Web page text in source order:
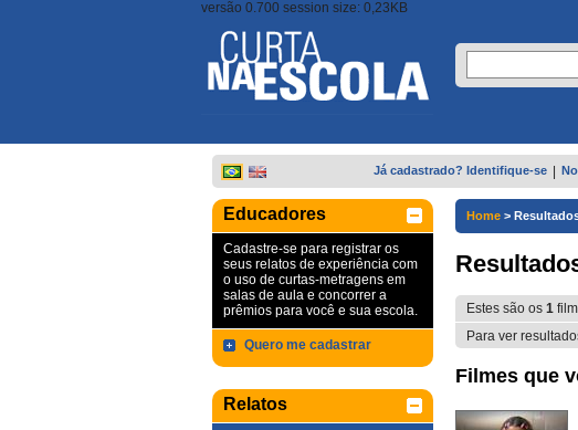
versão 0.700 session size: 0,23KB
Já cadastrado? Identifique-se
Educadores
Cadastre-se para registrar os
seus relatos de experiência com
o uso de curtas-metragens em
salas de aula e concorrer a
prêmios para você e sua escola.
Quero me cadastrar
Relatos
Home >
Estes são os 1
Para ver
Filmes que